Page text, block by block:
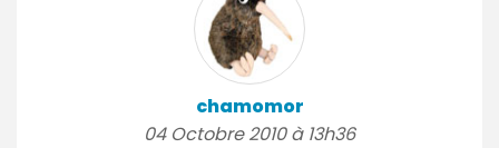
chamomor
04 Octobre 2010 à 13h36